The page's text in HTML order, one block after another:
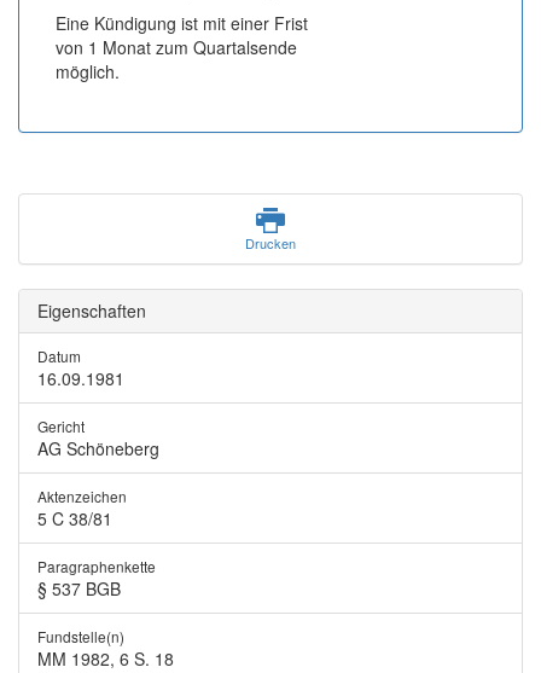
Eine Kündigung ist mit einer Frist
von 1 Monat zum Quartalsende
möglich.
Drucken
Eigenschaften
Datum
16.09.1981
Gericht
AG Schöneberg
Aktenzeichen
5 C 38/81
Paragraphenkette
§ 537 BGB
Fundstelle(n)
MM 1982, 6 S. 18